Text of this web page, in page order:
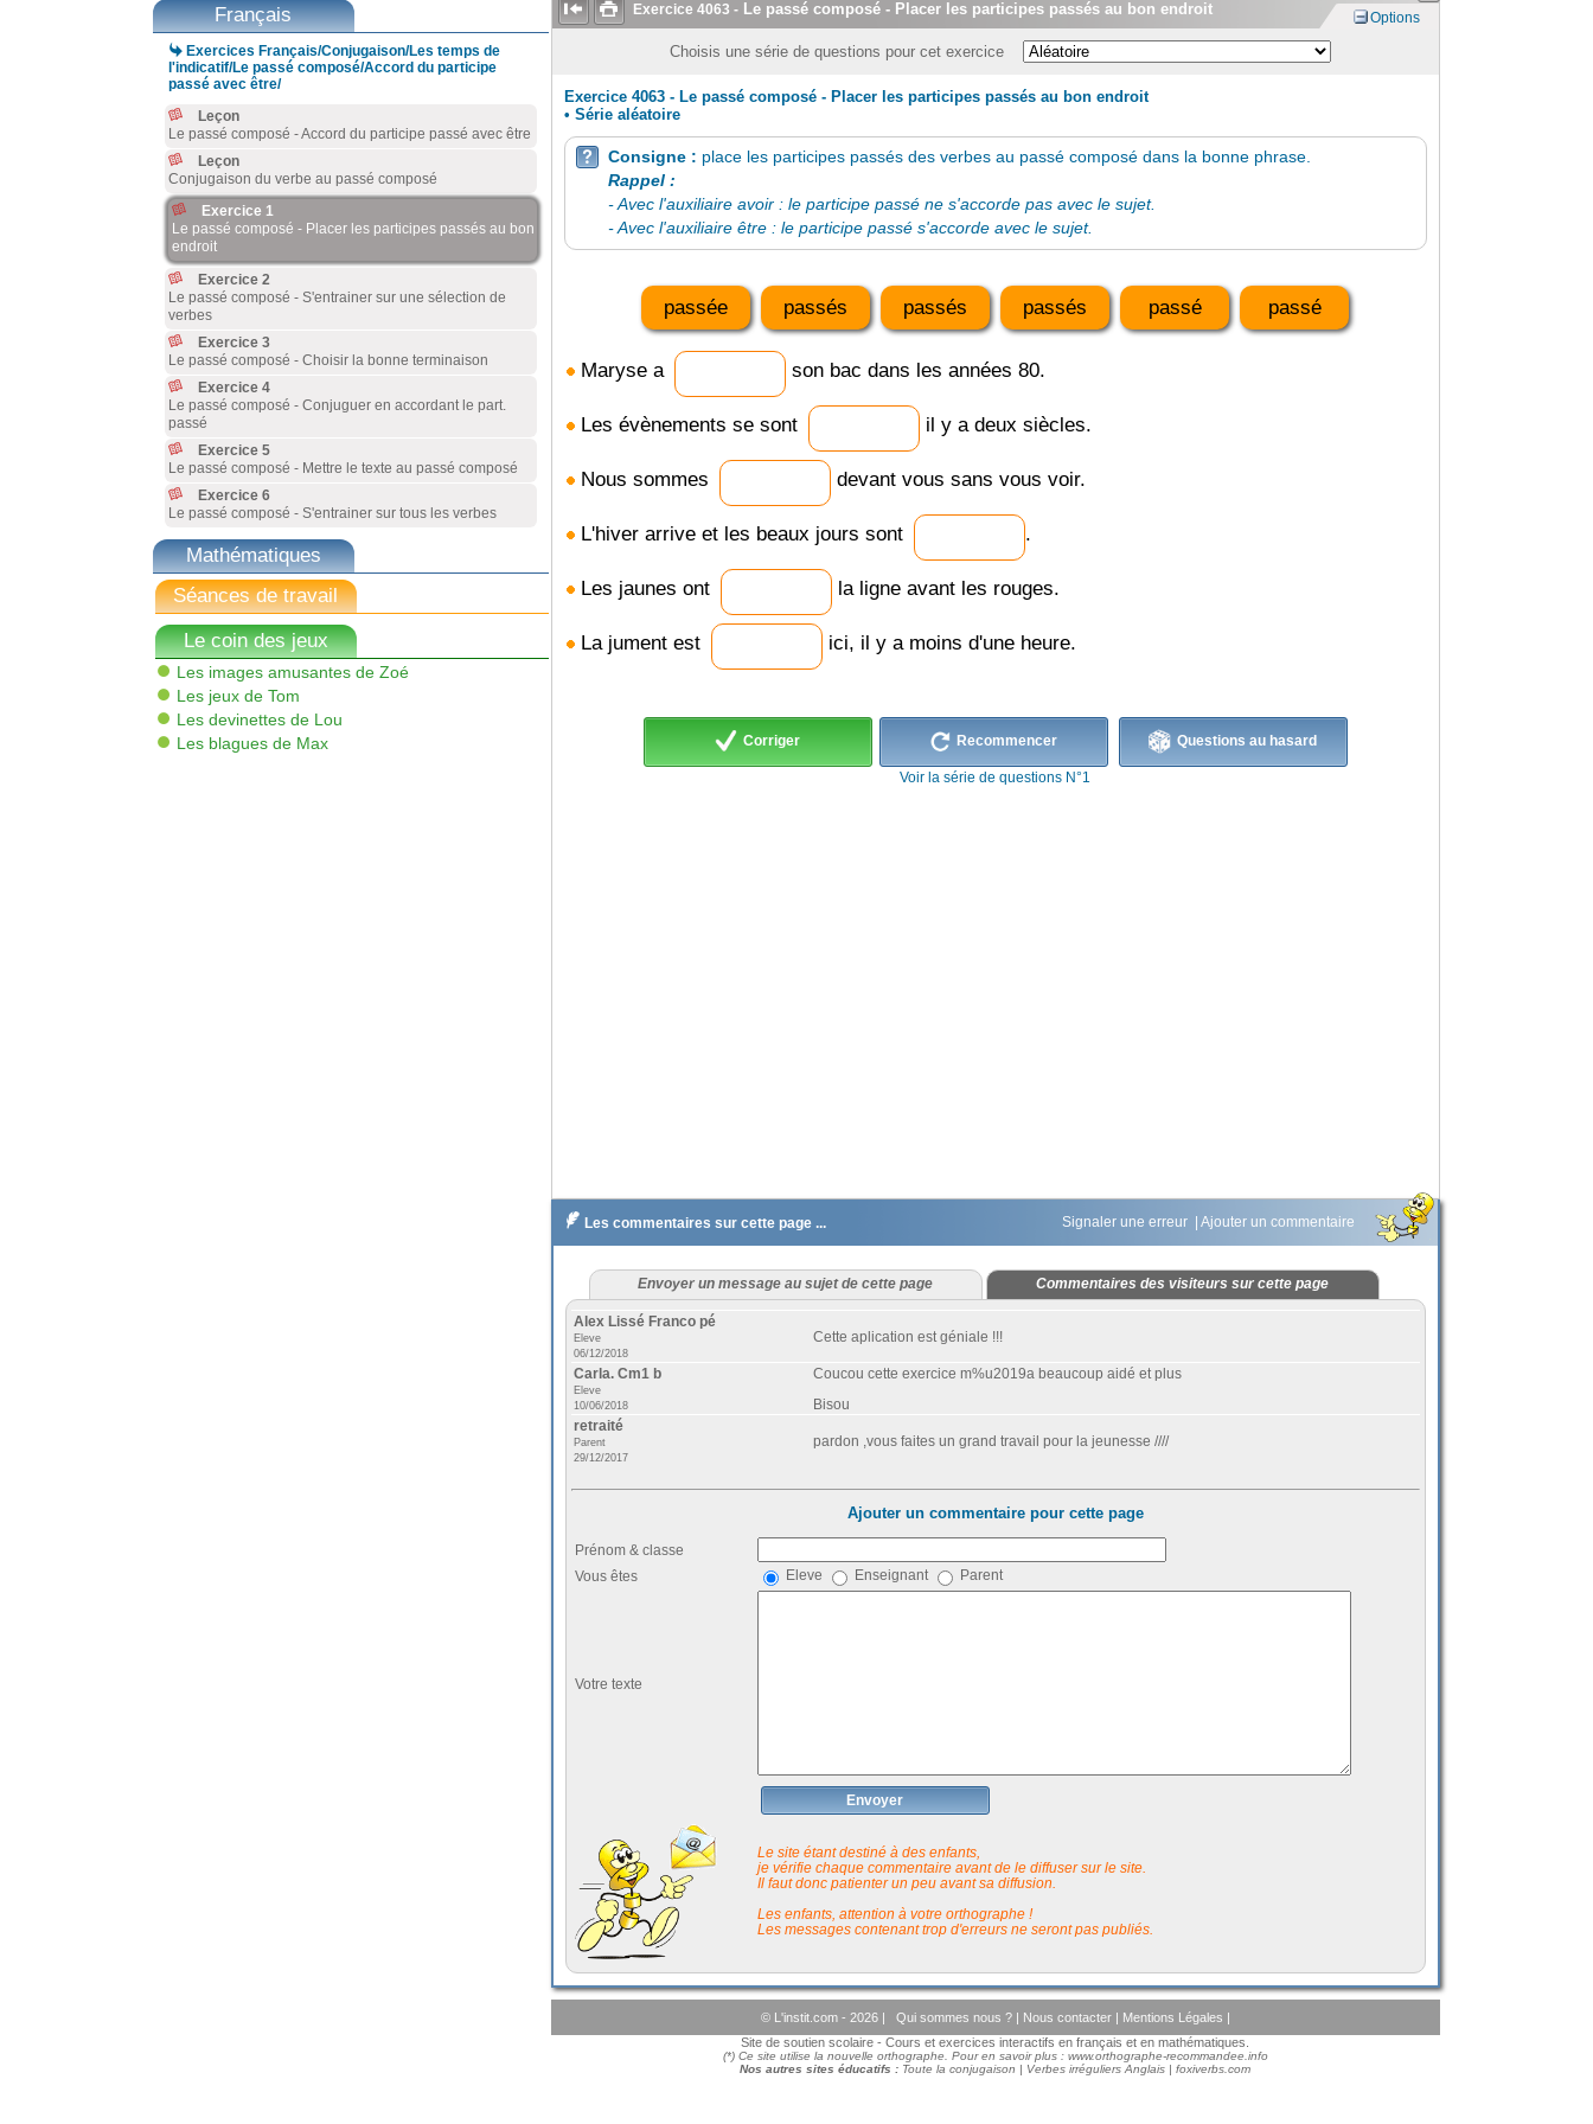
Français
 Exercices Français/Conjugaison/Les temps de
l'indicatif/Le passé composé/Accord du participe
passé avec être/
Leçon
Le passé composé - Accord du participe passé avec être
Leçon
Conjugaison du verbe au passé composé
Exercice 1
Le passé composé - Placer les participes passés au bon
endroit
Exercice 2
Le passé composé - S'entrainer sur une sélection de
verbes
Exercice 3
Le passé composé - Choisir la bonne terminaison
Exercice 4
Le passé composé - Conjuguer en accordant le part.
passé
Exercice 5
Le passé composé - Mettre le texte au passé composé
Exercice 6
Le passé composé - S'entrainer sur tous les verbes
Mathématiques
Séances de travail
Le coin des jeux
Les images amusantes de Zoé
Les jeux de Tom
Les devinettes de Lou
Les blagues de Max
  Exercice 4063 - Le passé composé - Placer les participes passés au bon endroit Options
Choisis une série de questions pour cet exercice
Exercice 4063 - Le passé composé - Placer les participes passés au bon endroit
• Série aléatoire
 Consigne : place les participes passés des verbes au passé composé dans la bonne phrase.
Rappel :
- Avec l'auxiliaire avoir : le participe passé ne s'accorde pas avec le sujet.
- Avec l'auxiliaire être : le participe passé s'accorde avec le sujet.
passée passés passés passés passé passé
Maryse a son bac dans les années 80.
Les évènements se sont il y a deux siècles.
Nous sommes devant vous sans vous voir.
L'hiver arrive et les beaux jours sont .
Les jaunes ont la ligne avant les rouges.
La jument est ici, il y a moins d'une heure.
Corriger Recommencer Questions au hasard
Voir la série de questions N°1
 Les commentaires sur cette page ... Signaler une erreur Ajouter un commentaire
Envoyer un message au sujet de cette page Commentaires des visiteurs sur cette page
Alex Lissé Franco pé
Eleve
06/12/2018
Cette aplication est géniale !!!
Carla. Cm1 b
Eleve
10/06/2018
Coucou cette exercice m%u2019a beaucoup aidé et plus
Bisou
retraité
Parent
29/12/2017
pardon ,vous faites un grand travail pour la jeunesse ////
Ajouter un commentaire pour cette page
Prénom & classe
Vous êtes
Eleve Enseignant Parent
Votre texte
Envoyer
Le site étant destiné à des enfants,
je vérifie chaque commentaire avant de le diffuser sur le site.
Il faut donc patienter un peu avant sa diffusion.
Les enfants, attention à votre orthographe !
Les messages contenant trop d'erreurs ne seront pas publiés.
© L'instit.com - 2026 | Qui sommes nous ? Nous contacter Mentions Légales
Site de soutien scolaire - Cours et exercices interactifs en français et en mathématiques.
(*) Ce site utilise la nouvelle orthographe. Pour en savoir plus : www.orthographe-recommandee.info
Nos autres sites éducatifs : Toute la conjugaison | Verbes irréguliers Anglais | foxiverbs.com